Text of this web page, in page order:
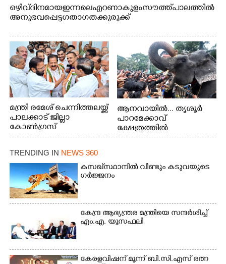
ഒഴിവ് ദിനമായ ഇന്നലെ എറണാകുളം സൗത്ത് പാലത്തിൽ
അനുഭവപ്പെട്ട ഗതാഗതക്കുരുക്ക്
മന്ത്രി രമേശ് ചെന്നിത്തലയ്ക്ക്
പാലക്കാട് ജില്ലാ
കോൺഗ്രസ്
ആനവായിൽ... തൃശൂർ
പാറമേക്കാവ്
ക്ഷേത്രത്തിൽ
സംഘടിപ്പിച്ച ആനയൂട്ടിൽ
നൽക്കുന്നവർ.
TRENDING IN NEWS 360
കസഖ്‌സ്ഥാനിൽ വീണ്ടും കടുവയുടെ
ഗർജ്ജനം
കേന്ദ്ര ആഭ്യന്ത്രര മന്ത്രിയെ സന്ദർശിച്ച്
എം.എ. യൂസഫലി
കേരളവിഷന് മൂന്ന് ബി.സി.എസ് രത്ന